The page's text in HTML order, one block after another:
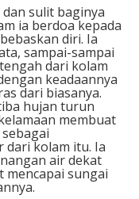
sulit baginya
ia berdoa kepada
diri. Ia
sampai-sampai
dari kolam
keadaannya
dari biasanya.
hujan turun
membuat
dari kolam itu. Ia
air dekat
mencapai sungai